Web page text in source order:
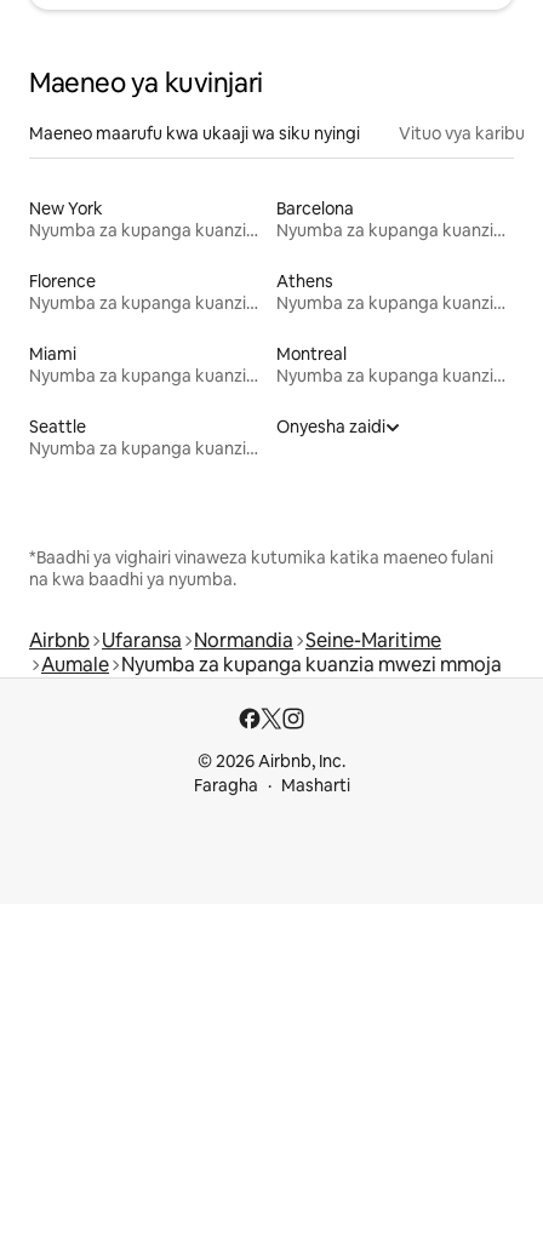
Maeneo ya kuvinjari
Maeneo maarufu kwa ukaaji wa siku nyingi Vituo vya karibu
New York
Nyumba za kupanga kuanzia mwezi mmoja
Barcelona
Nyumba za kupanga kuanzia mwezi mmoja
Florence
Nyumba za kupanga kuanzia mwezi mmoja
Athens
Nyumba za kupanga kuanzia mwezi mmoja
Miami
Nyumba za kupanga kuanzia mwezi mmoja
Montreal
Nyumba za kupanga kuanzia mwezi mmoja
Seattle
Nyumba za kupanga kuanzia mwezi mmoja
Onyesha zaidi
*Baadhi ya vighairi vinaweza kutumika katika maeneo fulani
na kwa baadhi ya nyumba.
Airbnb Ufaransa Normandia Seine-Maritime
Aumale Nyumba za kupanga kuanzia mwezi mmoja
© 2026 Airbnb, Inc.
Faragha
Masharti